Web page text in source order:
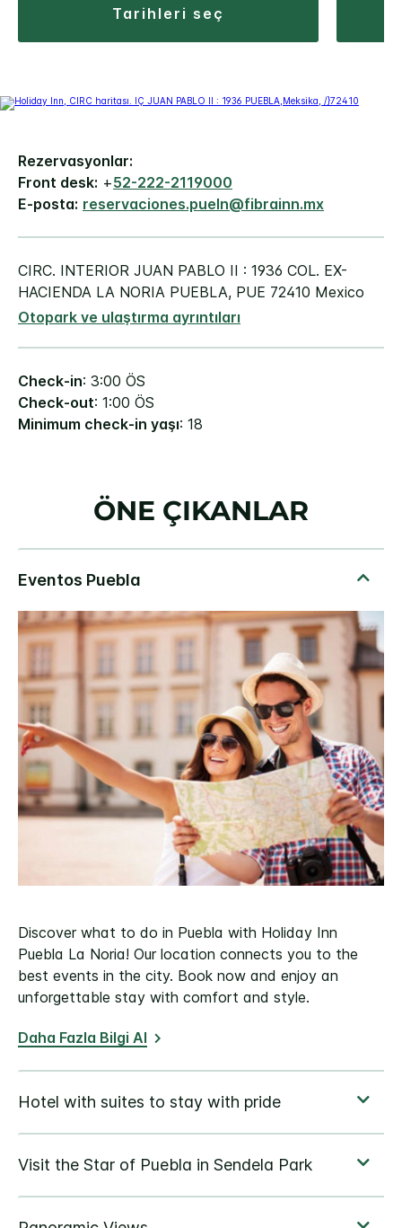
tarihleri seç
Rezervasyonlar:
Front desk: +52-222-2119000
E-posta: reservaciones.pueln@fibrainn.mx
CIRC. INTERIOR JUAN PABLO II : 1936 COL. EX-
HACIENDA LA NORIA PUEBLA, PUE 72410 Mexico
Otopark ve ulaştırma ayrıntıları
Check-in: 3:00 ÖS
Check-out: 1:00 ÖS
Minimum check-in yaşı: 18
ÖNE ÇIKANLAR
Discover what to do in Puebla with Holiday Inn
Puebla La Noria! Our location connects you to the
best events in the city. Book now and enjoy an
unforgettable stay with comfort and style.
Daha Fazla Bilgi Al